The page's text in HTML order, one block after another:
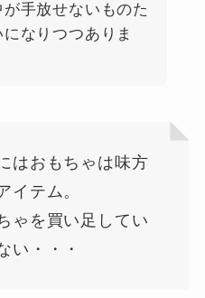
手放せないものた
なりつつありま
はおもちゃは味方
イテム。
ゃを買い足してい
い・・・